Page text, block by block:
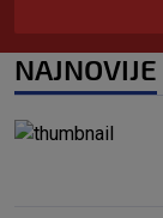
NAJNOVIJE